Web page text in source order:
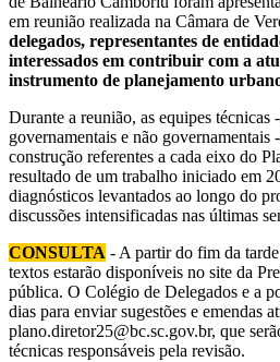
em reunião realizada na Câmara de
delegados, representantes de
interessados em contribuir com a
instrumento de planejamento
Durante a reunião, as equipes técnicas
governamentais e não governamentais
construção referentes a cada eixo do
resultado de um trabalho iniciado em
diagnósticos levantados ao longo do
discussões intensificadas nas últimas
CONSULTA - A partir do fim da
textos estarão disponíveis no site da
pública. O Colégio de Delegados e a
dias para enviar sugestões e emendas
plano.diretor25@bc.sc.gov.br, que
técnicas responsáveis pela revisão.